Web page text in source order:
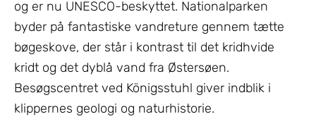
og er nu UNESCO-beskyttet. Nationalparken
byder på fantastiske vandreture gennem tætte
bøgeskove, der står i kontrast til det kridhvide
kridt og det dyblå vand fra Østersøen.
Besøgscentret ved Königsstuhl giver indblik i
klippernes geologi og naturhistorie.